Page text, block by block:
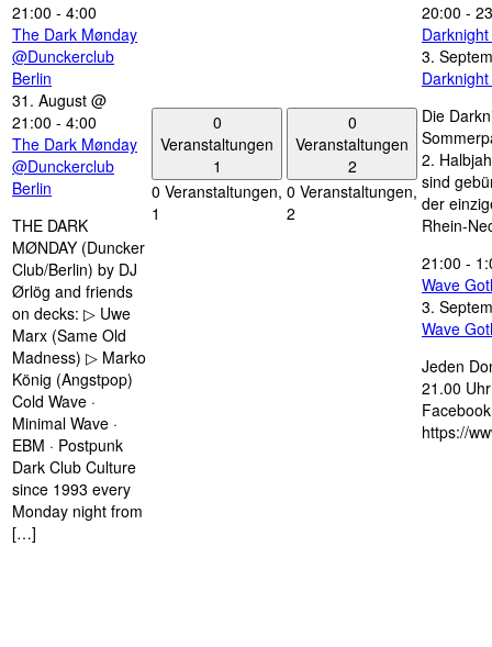
21:00 - 4:00
The Dark Mønday
@Dunckerclub
Berlin
31. August @
21:00 - 4:00
The Dark Mønday
@Dunckerclub
Berlin
THE DARK
MØNDAY (Duncker
Club/Berlin) by DJ
Ørlög and friends
on decks: ▷ Uwe
Marx (Same Old
Madness) ▷ Marko
König (Angstpop)
Cold Wave ·
Minimal Wave ·
EBM · Postpunk
Dark Club Culture
since 1993 every
Monday night from
[…]
0
Veranstaltungen
1
0 Veranstaltungen,
1
0
Veranstaltungen
2
0 Veranstaltungen,
2
20:00 -
3.
Die
2.
sind
der
Rhein-
21:00 -
Wave
3.
Wave
Jeden
21.00
https://